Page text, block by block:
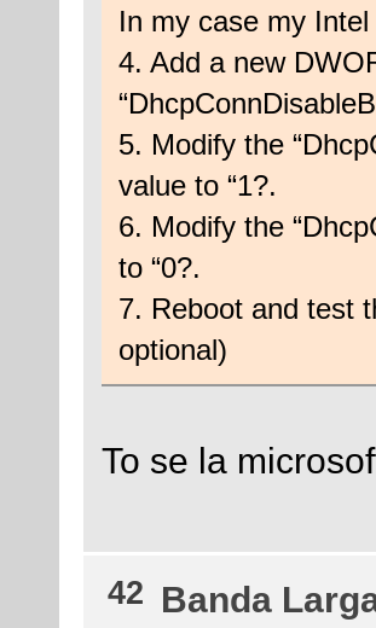
In my case my
4. Add a new
5. Modify the
value to “1?.
6. Modify the
to “0?.
7. Reboot and test
optional)
To se la
42 Banda